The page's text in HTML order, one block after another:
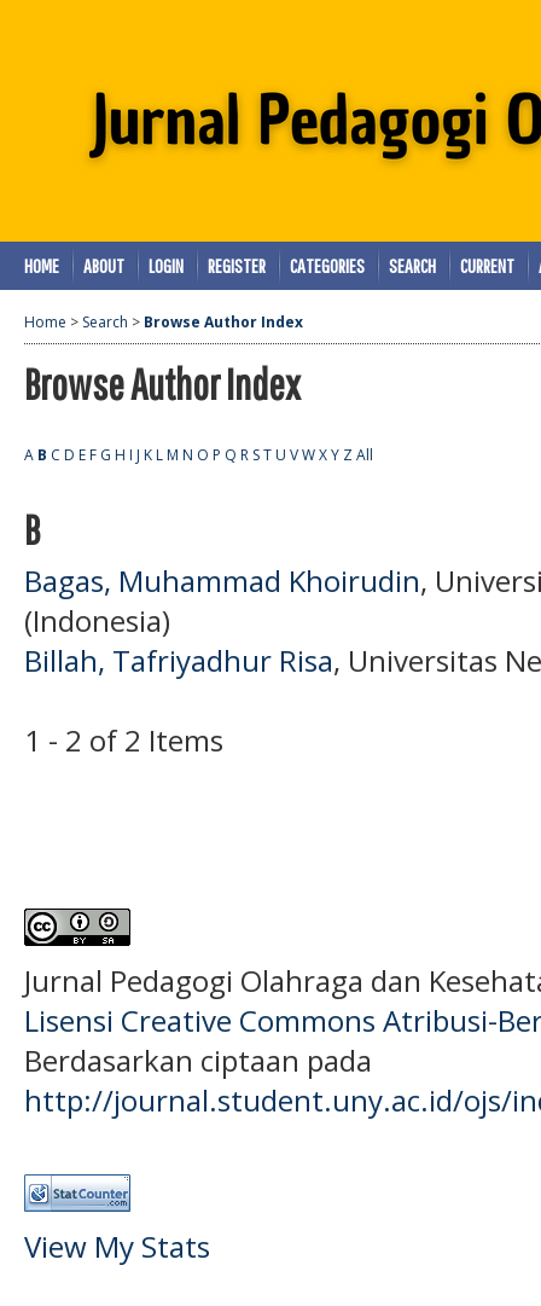
HOME ABOUT LOGIN REGISTER CATEGORIES SEARCH CURRENT
Home > Search > Browse Author Index
Browse Author Index
A B C D E F G H I J K L M N O P Q R ST U VWXY ZAll
B
Bagas, Muhammad Khoirudin,
(Indonesia)
Billah, Tafriyadhur Risa, Universitas
1 - 2 of 2 Items
Jurnal Pedagogi Olahraga dan
Lisensi Creative Commons Atribusi-
Berdasarkan ciptaan pada
http://journal.student.uny.ac.id/ojs/
View My Stats